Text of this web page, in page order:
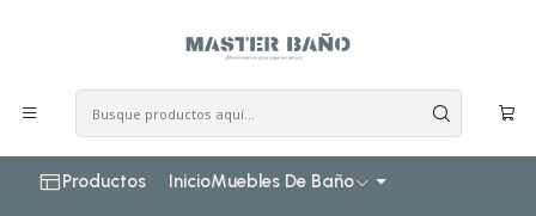
Productos InicioMuebles De Baño
Muebles vanitorios al piso simple de loza 80 cm
Mueble vanitorio al piso de 80 cm con cubierta de loza M3-
801 / Alaska